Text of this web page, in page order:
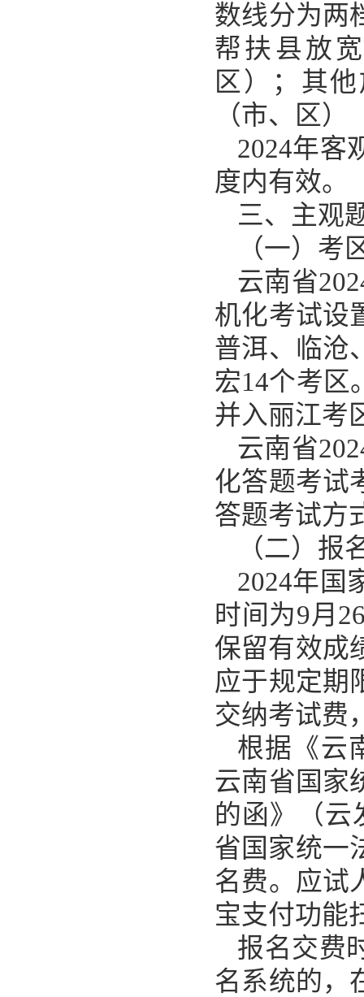
数线分为两
帮扶县放
区）；其
（市、区）
2024年客
度内有效。
三、主观
（一）考
云南省
机化考试设
普洱、临沧
宏14个考区
并入丽江考
云南省
化答题考试
答题考试方
（二）报
2024年国
时间为9月
保留有效成
应于规定期
交纳考试费
根据《云
云南省国家
的函》（云
省国家统一
名费。应试
宝支付功能
报名交费
名系统的，